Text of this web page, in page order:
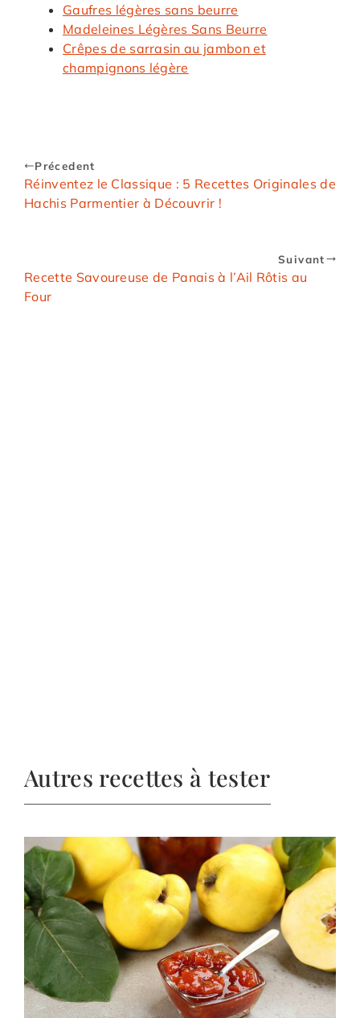
Gaufres légères sans beurre
Madeleines Légères Sans Beurre
Crêpes de sarrasin au jambon et
champignons légère
Précedent
Réinventez le Classique : 5 Recettes Originales de
Hachis Parmentier à Découvrir !
Suivant
Recette Savoureuse de Panais à l’Ail Rôtis au
Four
Autres recettes à tester